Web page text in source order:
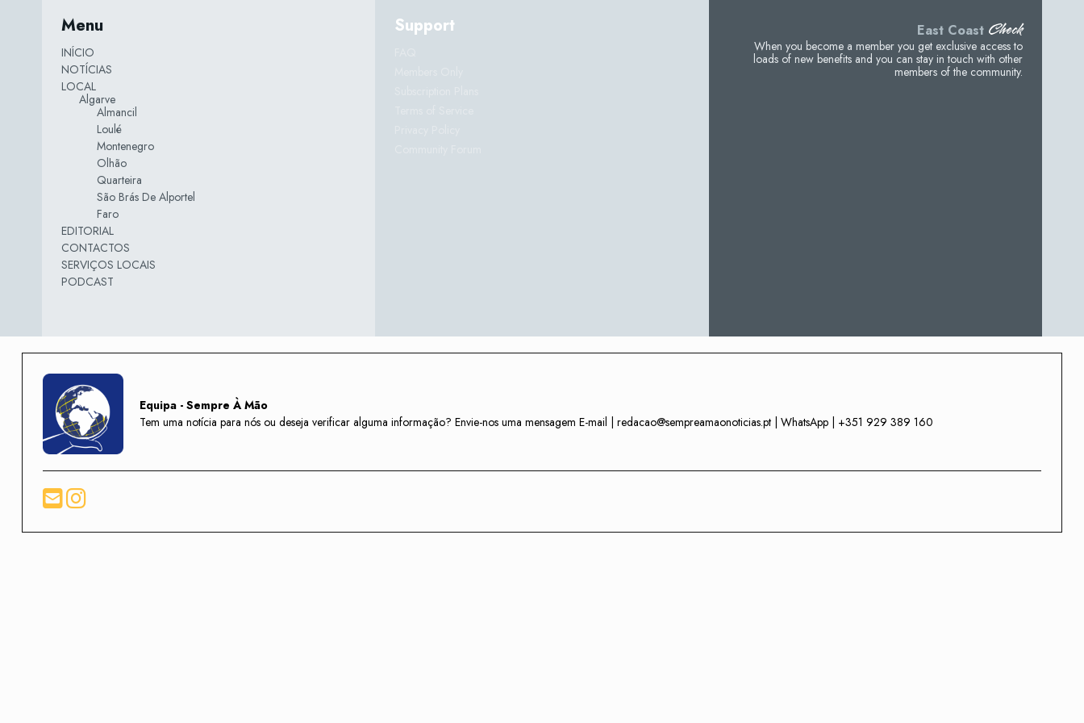
Menu
INÍCIO
NOTÍCIAS
LOCAL
Algarve
Almancil
Loulé
Montenegro
Olhão
Quarteira
São Brás De Alportel
Faro
EDITORIAL
CONTACTOS
SERVIÇOS LOCAIS
PODCAST
Support East Coast Check
When you become a member you get exclusive access to
loads of new benefits and you can stay in touch with other
members of the community.
Equipa - Sempre À Mão
Tem uma notícia para nós ou deseja verificar alguma informação? Envie-nos uma mensagem E-mail | redacao@sempreamaonoticias.pt | WhatsApp | +351 929 389 160